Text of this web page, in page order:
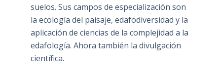
suelos. Sus campos de especialización son
la ecología del paisaje, edafodiversidad y la
aplicación de ciencias de la complejidad a la
edafología. Ahora también la divulgación
científica.